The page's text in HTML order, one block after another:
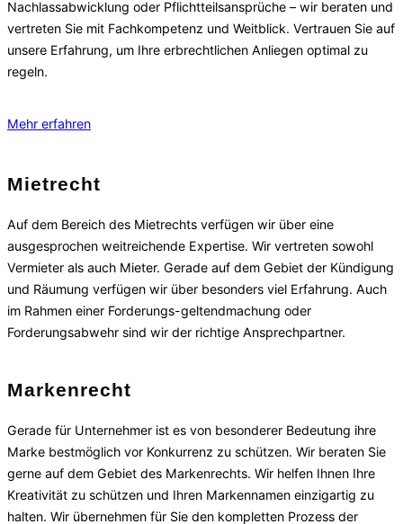
Nachlassabwicklung oder Pflichtteilsansprüche – wir beraten und
vertreten Sie mit Fachkompetenz und Weitblick. Vertrauen Sie auf
unsere Erfahrung, um Ihre erbrechtlichen Anliegen optimal zu
regeln.
Mehr erfahren
Mietrecht
Auf dem Bereich des Mietrechts verfügen wir über eine
ausgesprochen weitreichende Expertise. Wir vertreten sowohl
Vermieter als auch Mieter. Gerade auf dem Gebiet der Kündigung
und Räumung verfügen wir über besonders viel Erfahrung. Auch
im Rahmen einer Forderungs-geltendmachung oder
Forderungsabwehr sind wir der richtige Ansprechpartner.
Markenrecht
Gerade für Unternehmer ist es von besonderer Bedeutung ihre
Marke bestmöglich vor Konkurrenz zu schützen. Wir beraten Sie
gerne auf dem Gebiet des Markenrechts. Wir helfen Ihnen Ihre
Kreativität zu schützen und Ihren Markennamen einzigartig zu
halten. Wir übernehmen für Sie den kompletten Prozess der